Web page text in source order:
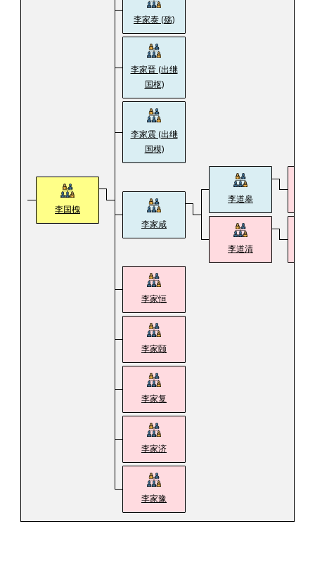
李国槐
李家泰 (殇)
李家晋 (出继
国枢)
李家震 (出继
国模)
李家咸
李道皋
李道清
李家恒
李家颐
李家复
李家济
李家豫